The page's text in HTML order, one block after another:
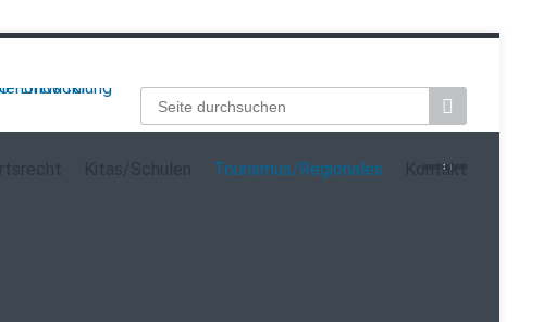
Suchbegriffe
Tourismus/Regionales Kontakt